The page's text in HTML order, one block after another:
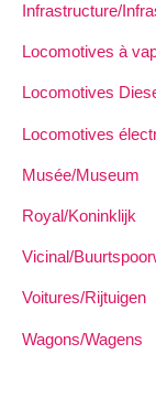
Infrastructure/
Locomotives à
Locomotives
Locomotives
Musée/Museum
Royal/Koninklijk
Vicinal/
Voitures/Rijtuigen
Wagons/Wagens